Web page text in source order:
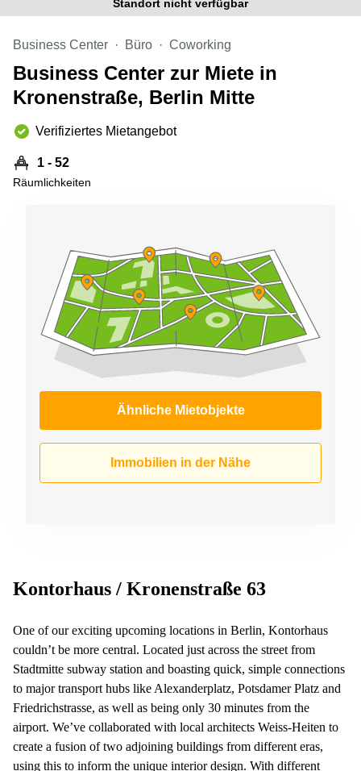
Berlin
Mitte
Büro
mieten
Tagungsraum
Büro
Nürnberg
Meetingraum
Berlin
Coworking
Str. 720-
726 Köln
62 Köln
Scheffler-
Str. 1A
Ludwig-
Erhard-
Straße 18
Hamburg
Standort nicht verfügbar
Business Center Büro Coworking
Business Center zur Miete in
Kronenstraße, Berlin Mitte
Verifiziertes Mietangebot
1 - 52
Räumlichkeiten
Ähnliche Mietobjekte
Immobilien in der Nähe
Kontorhaus / Kronenstraße 63
One of our exciting upcoming locations in Berlin, Kontorhaus
couldn’t be more central. Located just across the street from
Stadtmitte subway station and boasting quick, simple connections
to major transport hubs like Alexanderplatz, Potsdamer Platz and
Friedrichstrasse, as well as being only 30 minutes from the
airport. We’ve collaborated with local architects Weiss-Heiten to
create a fusion of two adjoining buildings from different eras,
using this to inform the unique interior design. With different